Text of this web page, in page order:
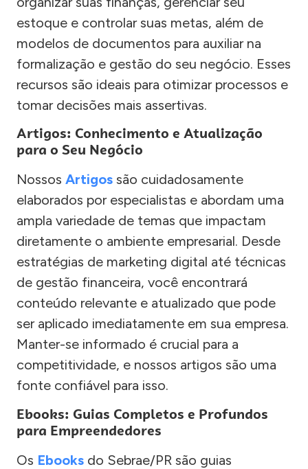
estoque e controlar suas metas, além de
modelos de documentos para auxiliar na
formalização e gestão do seu negócio. Esses
recursos são ideais para otimizar processos e
tomar decisões mais assertivas.
Artigos: Conhecimento e Atualização
para o Seu Negócio
Nossos Artigos são cuidadosamente
elaborados por especialistas e abordam uma
ampla variedade de temas que impactam
diretamente o ambiente empresarial. Desde
estratégias de marketing digital até técnicas
de gestão financeira, você encontrará
conteúdo relevante e atualizado que pode
ser aplicado imediatamente em sua empresa.
Manter-se informado é crucial para a
competitividade, e nossos artigos são uma
fonte confiável para isso.
Ebooks: Guias Completos e Profundos
para Empreendedores
Os Ebooks do Sebrae/PR são guias